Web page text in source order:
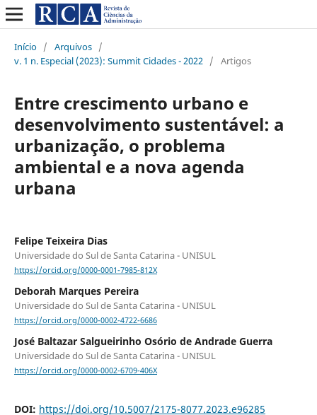
Início / Arquivos /
v. 1 n. Especial (2023): Summit Cidades - 2022 / Artigos
Entre crescimento urbano e
desenvolvimento sustentável: a
urbanização, o problema
ambiental e a nova agenda
urbana
Felipe Teixeira Dias
Universidade do Sul de Santa Catarina - UNISUL
https://orcid.org/0000-0001-7985-812X
Deborah Marques Pereira
Universidade do Sul de Santa Catarina - UNISUL
https://orcid.org/0000-0002-4722-6686
José Baltazar Salgueirinho Osório de Andrade Guerra
Universidade do Sul de Santa Catarina - UNISUL
https://orcid.org/0000-0002-6709-406X
DOI: https://doi.org/10.5007/2175-8077.2023.e96285